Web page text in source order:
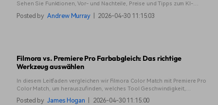
Sehen Sie Funktionen, Vor- und Nachteile, Preise und Tipps zum KI-
Videobeschnitt, um vertikale oder horizontale Videos schnell und effektiv
zu erstellen.
Posted by Andrew Murray 2026-04-30 11:15:03
Filmora vs. Premiere Pro Farbabgleich: Das richtige
Werkzeug auswählen
In diesem Leitfaden vergleichen wir Filmora Color Match mit Premiere Pro
Color Match, um herauszufinden, welches Tool Geschwindigkeit,
Kontrolle und echte Bearbeitungseffizienz bietet.
Posted by James Hogan 2026-04-30 11:15:00